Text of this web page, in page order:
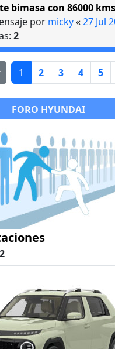
bimasa con 86000 kms
por micky«27 Jul
2
1 de7
1 2 3 4 5
FORO HYUNDAI